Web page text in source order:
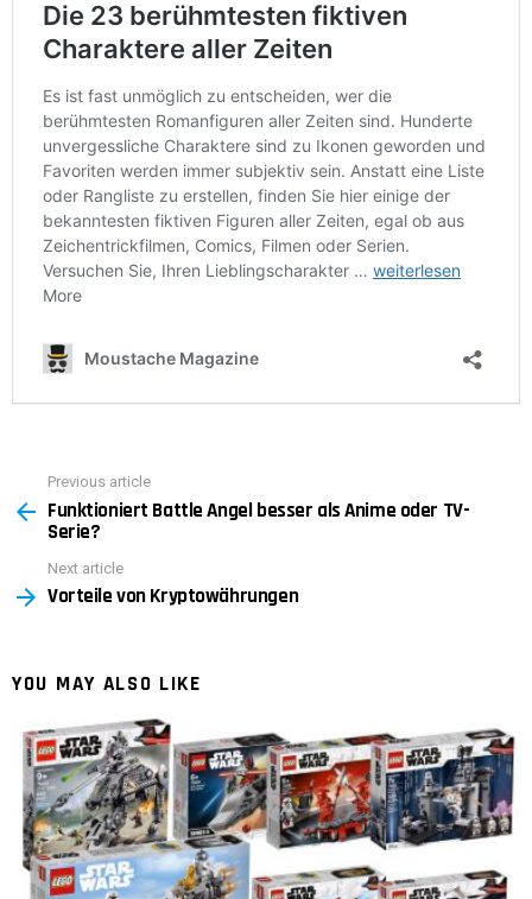
more
Previous article
Funktioniert Battle Angel besser als Anime oder TV-
Serie?
Next article
Vorteile von Kryptowährungen
YOU MAY ALSO LIKE